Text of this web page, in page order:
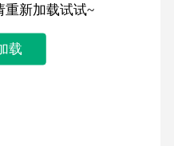
重新加载试试~
载